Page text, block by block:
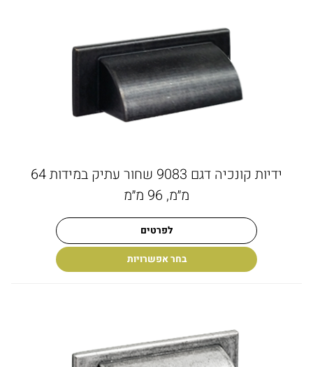
ידיות קונכיה דגם 9083 שחור עתיק במידות 64
מ״מ, 96 מ״מ
לפרטים
בחר אפשרויות